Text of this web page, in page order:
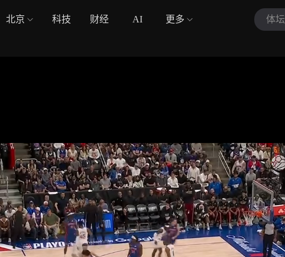
北京 科技 财经 AI 更多